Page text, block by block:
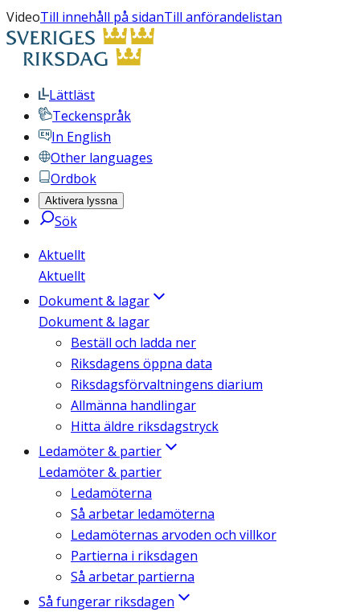
VideoTill innehåll på sidanTill anförandelistan
Lättläst
Teckenspråk
In English
Other languages
Ordbok
Aktivera lyssna
Sök
Aktuellt
Aktuellt
Dokument & lagar
Dokument & lagar
Beställ och ladda ner
Riksdagens öppna data
Riksdagsförvaltningens diarium
Allmänna handlingar
Hitta äldre riksdagstryck
Ledamöter & partier
Ledamöter & partier
Ledamöterna
Så arbetar ledamöterna
Ledamöternas arvoden och villkor
Partierna i riksdagen
Så arbetar partierna
Så fungerar riksdagen